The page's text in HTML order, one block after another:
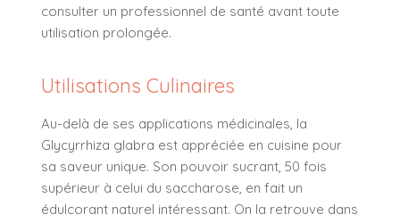
consulter un professionnel de santé avant toute
utilisation prolongée.
Utilisations Culinaires
Au-delà de ses applications médicinales, la
Glycyrrhiza glabra est appréciée en cuisine pour
sa saveur unique. Son pouvoir sucrant, 50 fois
supérieur à celui du saccharose, en fait un
édulcorant naturel intéressant. On la retrouve dans